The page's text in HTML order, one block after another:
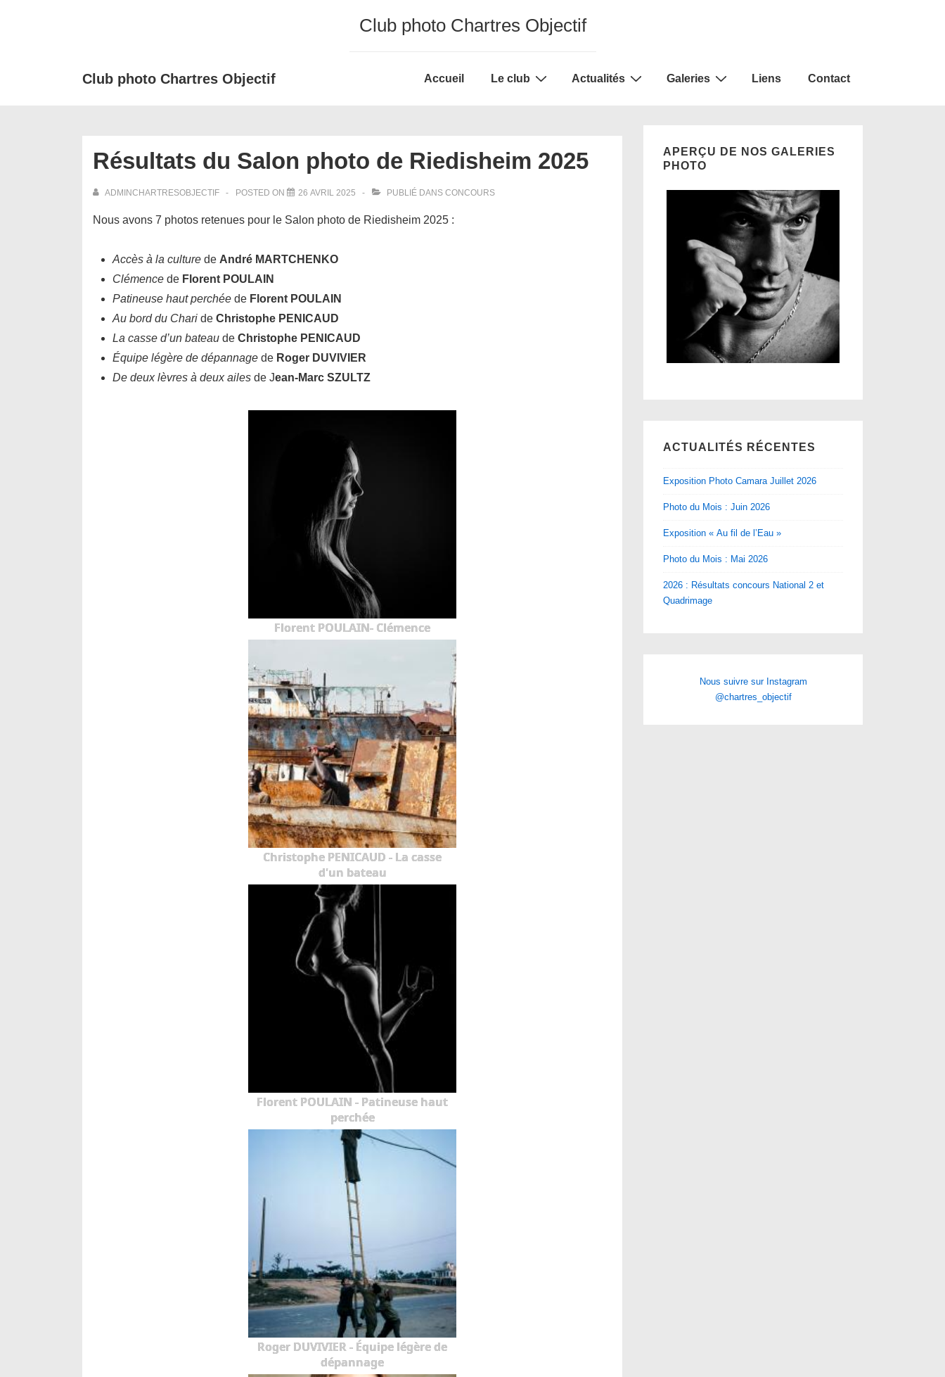
Club photo Chartres Objectif
Club photo Chartres Objectif
Main
Accueil Le club Actualités Galeries Liens Contact
Résultats du Salon photo de Riedisheim 2025
ADMINCHARTRESOBJECTIF POSTED ON 26 AVRIL 2025 PUBLIÉ DANS CONCOURS
Nous avons 7 photos retenues pour le Salon photo de Riedisheim 2025 :
Accès à la culture de André MARTCHENKO
Clémence de Florent POULAIN
Patineuse haut perchée de Florent POULAIN
Au bord du Chari de Christophe PENICAUD
La casse d’un bateau de Christophe PENICAUD
Équipe légère de dépannage de Roger DUVIVIER
De deux lèvres à deux ailes de Jean-Marc SZULTZ
Florent POULAIN- Clémence
Christophe PENICAUD - La casse
d'un bateau
Florent POULAIN - Patineuse haut
perchée
Roger DUVIVIER - Équipe légère de
dépannage
APERÇU DE NOS GALERIES
PHOTO
ACTUALITÉS RÉCENTES
Exposition Photo Camara Juillet 2026
Photo du Mois : Juin 2026
Exposition « Au fil de l’Eau »
Photo du Mois : Mai 2026
2026 : Résultats concours National 2 et
Quadrimage
Nous suivre sur Instagram
@chartres_objectif